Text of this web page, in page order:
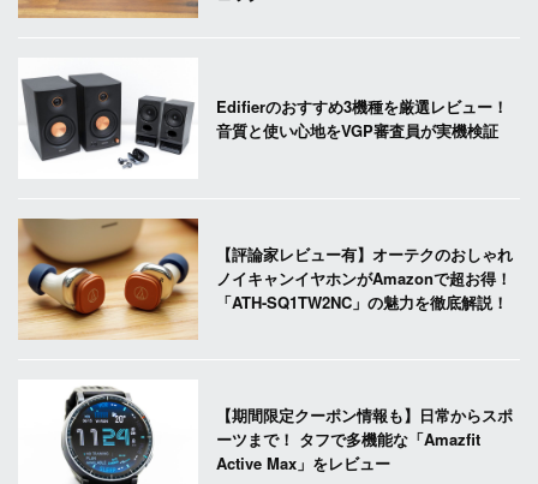
Edifierのおすすめ3機種を厳選レビュー！
音質と使い心地をVGP審査員が実機検証
【評論家レビュー有】オーテクのおしゃれ
ノイキャンイヤホンがAmazonで超お得！
「ATH-SQ1TW2NC」の魅力を徹底解説！
【期間限定クーポン情報も】日常からスポ
ーツまで！ タフで多機能な「Amazfit
Active Max」をレビュー